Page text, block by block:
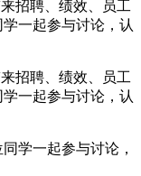
招聘、绩效、员工
一起参与讨论，认
招聘、绩效、员工
一起参与讨论，认
学一起参与讨论，